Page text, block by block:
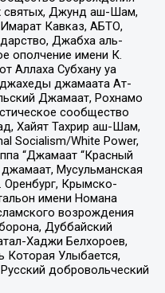
святых, Джунд аш-Шам,
Кавказ, АБТО,
Джабха аль-
ополчение имени К.
Аллаха Субхану уа
джамаата Ат-
Джамаат, Рохнамо
сообщество
Хайят Тахрир аш-Шам,
Socialism/White Power,
“Джамаат “Красный
джамаат, Мусульманская
Оренбург, Крымско-
имени Номана
возрождения
Дуббайский
Хаджи Белхороев,
Которая Улыбается,
добровольческий